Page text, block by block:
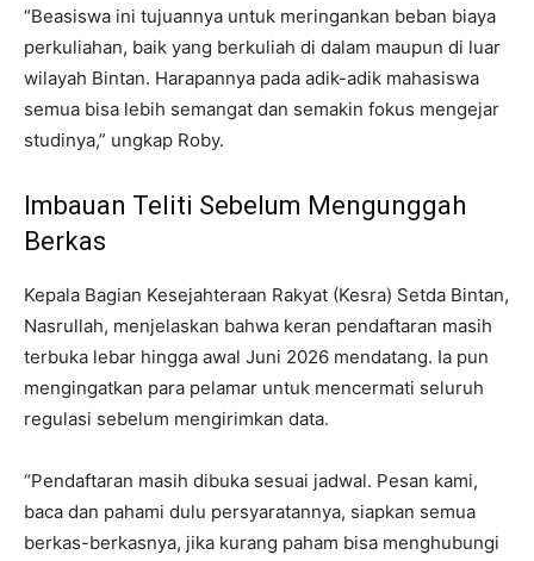
“Beasiswa ini tujuannya untuk meringankan beban biaya
perkuliahan, baik yang berkuliah di dalam maupun di luar
wilayah Bintan. Harapannya pada adik-adik mahasiswa
semua bisa lebih semangat dan semakin fokus mengejar
studinya,” ungkap Roby.
Imbauan Teliti Sebelum Mengunggah
Berkas
Kepala Bagian Kesejahteraan Rakyat (Kesra) Setda Bintan,
Nasrullah, menjelaskan bahwa keran pendaftaran masih
terbuka lebar hingga awal Juni 2026 mendatang. Ia pun
mengingatkan para pelamar untuk mencermati seluruh
regulasi sebelum mengirimkan data.
“Pendaftaran masih dibuka sesuai jadwal. Pesan kami,
baca dan pahami dulu persyaratannya, siapkan semua
berkas-berkasnya, jika kurang paham bisa menghubungi